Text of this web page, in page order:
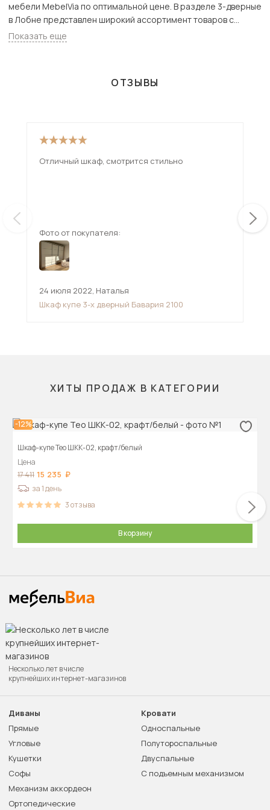
мебели MebelVia по оптимальной цене. В разделе 3-дверные
в Лобне представлен широкий ассортимент товаров с
доставкой в Москве и Подмосковью, включая Лобня. Всего
товаров в категории «3-дверные» - 2053 шт.
Показать еще
ОТЗЫВЫ
Отличный шкаф, смотрится стильно
Фото от покупателя:
24 июля 2022, Наталья
Шкаф купе 3-х дверный Бавария 2100
ХИТЫ ПРОДАЖ В КАТЕГОРИИ
-12%
Шкаф-купе Тео ШКК-02, крафт/белый
Цена
17 411 15 235
за 1 день
3отзыва
В корзину
Несколько лет в числе
крупнейших интернет-магазинов
Диваны
Прямые
Угловые
Кушетки
Софы
Механизм аккордеон
Ортопедические
Кровати
Односпальные
Полутороспальные
Двуспальные
С подъемным механизмом